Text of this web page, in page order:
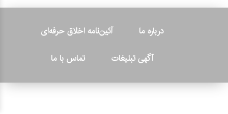
درباره ما
آئین‌نامه اخلاق حرفه‌ای
آگهی تبلیغات
تماس با ما